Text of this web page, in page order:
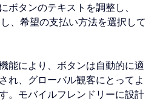
ボタンのテキストを調整し、
、希望の支払い方法を選択して
能により、ボタンは自動的に適
れ、グローバル観客にとってよ
。モバイルフレンドリーに設計